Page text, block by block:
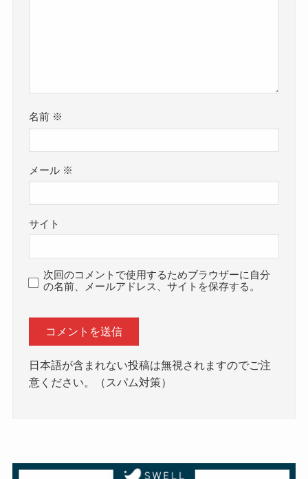
名前 ※
メール ※
サイト
次回のコメントで使用するためブラウザーに自分
の名前、メールアドレス、サイトを保存する。
日本語が含まれない投稿は無視されますのでご注
意ください。（スパム対策）